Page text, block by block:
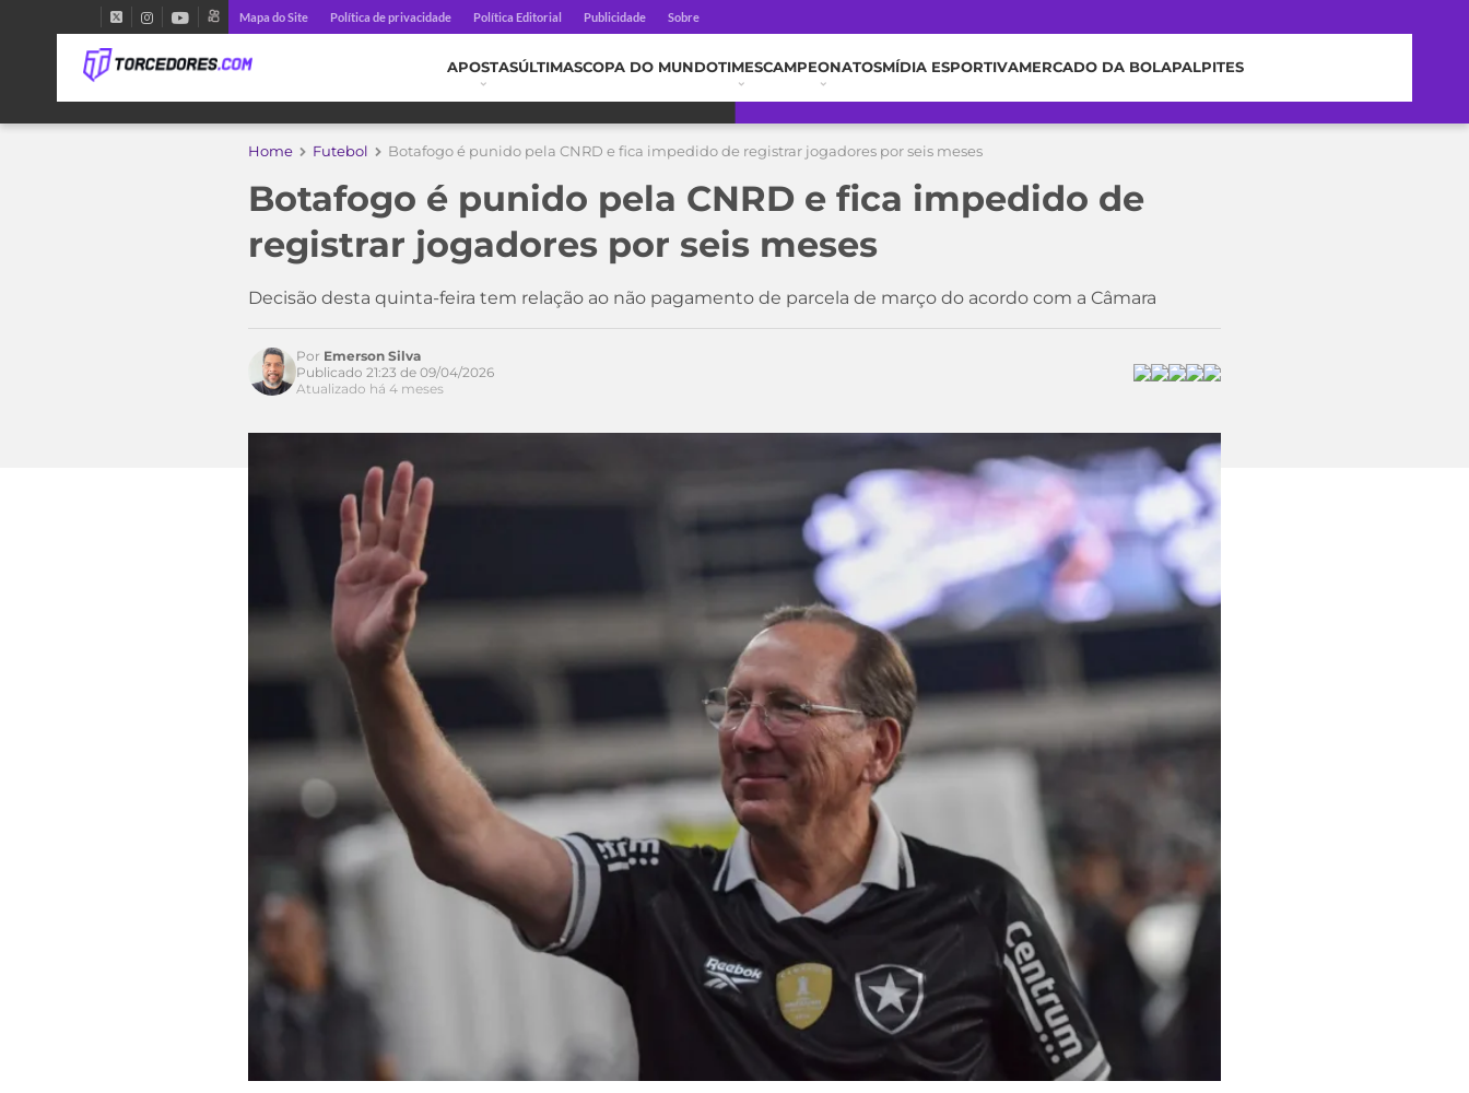
Mapa do Site Política de privacidade Política Editorial Publicidade Sobre
APOSTASÚLTIMASCOPA DO MUNDOTIMESCAMPEONATOSMÍDIA ESPORTIVAMERCADO DA BOLAPALPITES
Home Futebol Botafogo é punido pela CNRD e fica impedido de registrar jogadores por seis meses
Botafogo é punido pela CNRD e fica impedido de
registrar jogadores por seis meses
Decisão desta quinta-feira tem relação ao não pagamento de parcela de março do acordo com a Câmara
Acesse o perfil do autor
Por Emerson Silva
Publicado 21:23 de 09/04/2026
Atualizado há 4 meses